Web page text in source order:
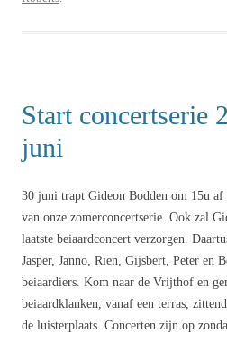
Start concertserie
juni
30 juni trapt Gideon Bodden om 15u af
van onze zomerconcertserie. Ook zal
laatste beiaardconcert verzorgen.
Jasper, Janno, Rien, Gijsbert, Peter en
beiaardiers. Kom naar de Vrijthof en
beiaardklanken, vanaf een terras,
de luisterplaats. Concerten zijn op